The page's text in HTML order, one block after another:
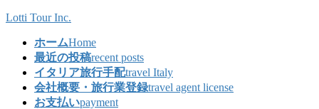
コ
ナ
Lotti Tour Inc.
ホームHome
最近の投稿recent posts
イタリア旅行手配travel Italy
会社概要・旅行業登録travel agent license
お支払いpayment